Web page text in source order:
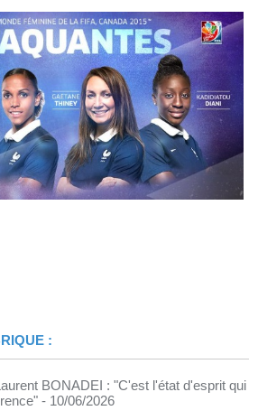
:
BONADEI : "C'est l'état d'esprit qui
- 10/06/2026